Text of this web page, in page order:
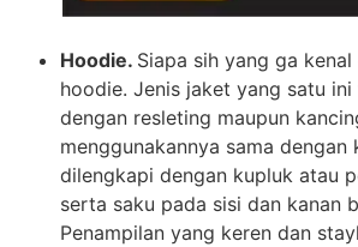
Hoodie. Siapa sih yang ga
hoodie. Jenis jaket yang satu
dengan resleting maupun
menggunakannya sama
dilengkapi dengan kupluk atau
serta saku pada sisi dan kanan
Penampilan yang keren dan